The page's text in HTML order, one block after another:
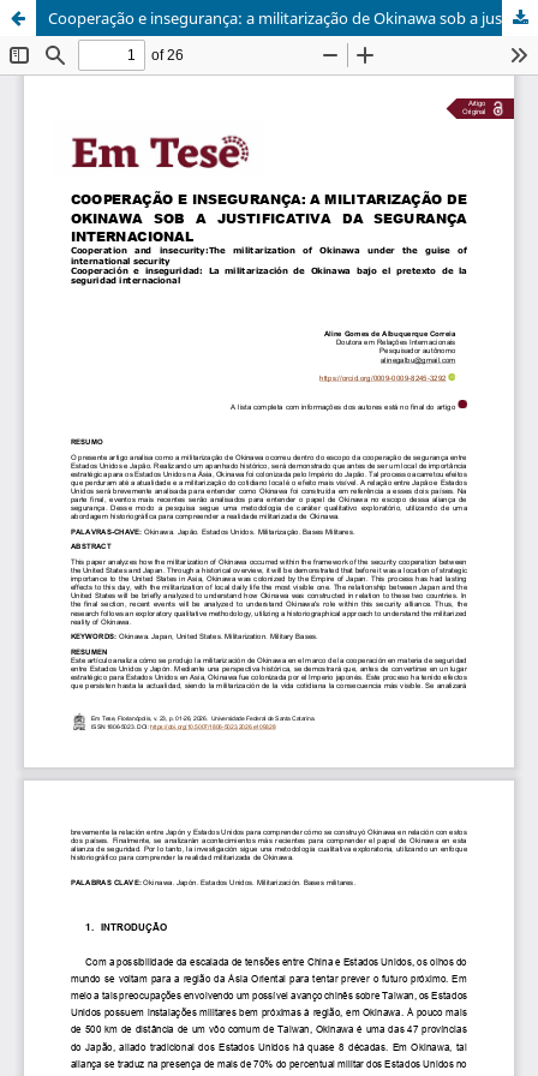
Cooperação e insegurança: a militarização de Okinawa sob a justificativa da segurança internacional